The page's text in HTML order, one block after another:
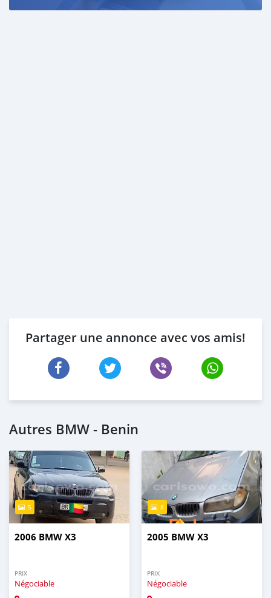
Partager une annonce avec vos amis!
Autres BMW - Benin
5
2006 BMW X3
PRIX
Négociable
8
2005 BMW X3
PRIX
Négociable